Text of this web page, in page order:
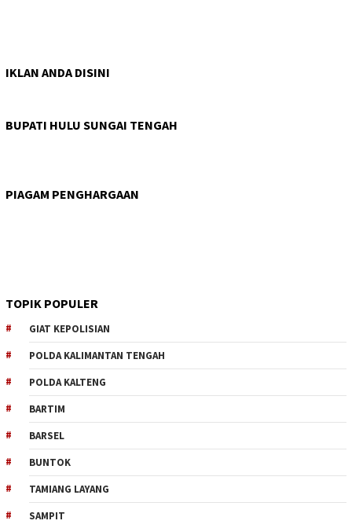
IKLAN ANDA DISINI
BUPATI HULU SUNGAI TENGAH
PIAGAM PENGHARGAAN
TOPIK POPULER
GIAT KEPOLISIAN
POLDA KALIMANTAN TENGAH
POLDA KALTENG
BARTIM
BARSEL
BUNTOK
TAMIANG LAYANG
SAMPIT